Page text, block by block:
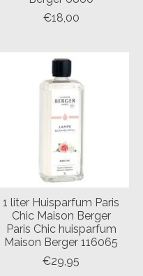
€18,00
1 liter Huisparfum Paris
Chic Maison Berger
Paris Chic huisparfum
Maison Berger 116065
€29,95